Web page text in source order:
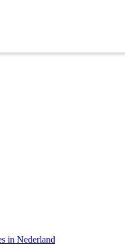
in Nederland